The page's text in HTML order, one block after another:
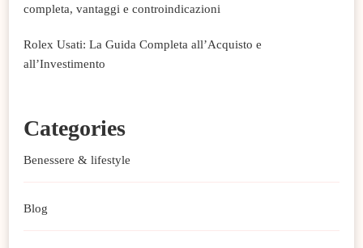
completa, vantaggi e controindicazioni
Rolex Usati: La Guida Completa all’Acquisto e
all’Investimento
Categories
Benessere & lifestyle
Blog